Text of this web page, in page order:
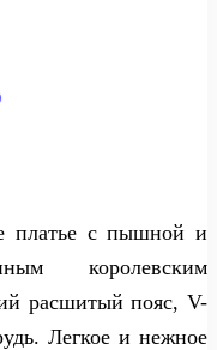
платье с пышной и
королевским
расшитый пояс, V-
Легкое и нежное